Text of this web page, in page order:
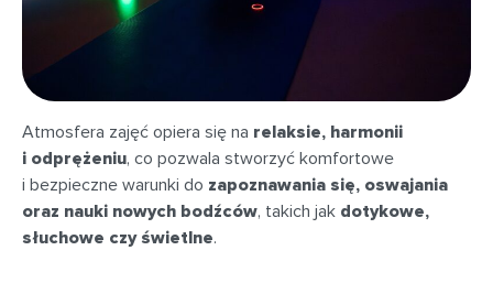
Atmosfera zajęć opiera się na relaksie, harmonii
i odprężeniu, co pozwala stworzyć komfortowe
i bezpieczne warunki do zapoznawania się, oswajania
oraz nauki nowych bodźców, takich jak dotykowe,
słuchowe czy świetlne.